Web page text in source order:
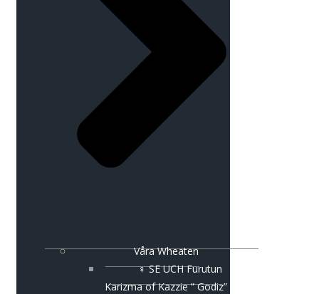
Våra Wheaten
♀ SE UCH Furutun
Karizma of Kazzie ” Godiz”